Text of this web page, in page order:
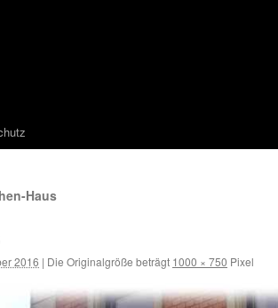
Haus
2016 | Die Originalgröße beträgt 1000 × 750 Pixel